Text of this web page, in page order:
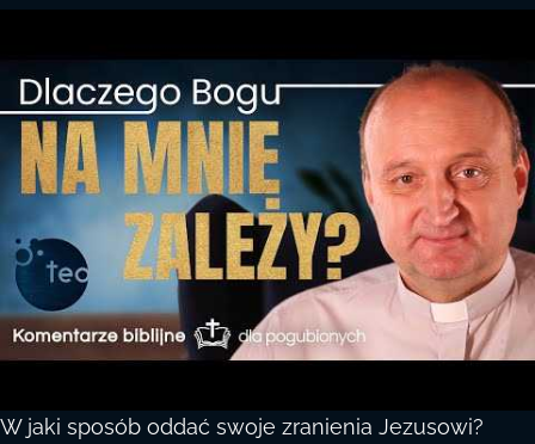
W jaki sposób oddać swoje zranienia Jezusowi?